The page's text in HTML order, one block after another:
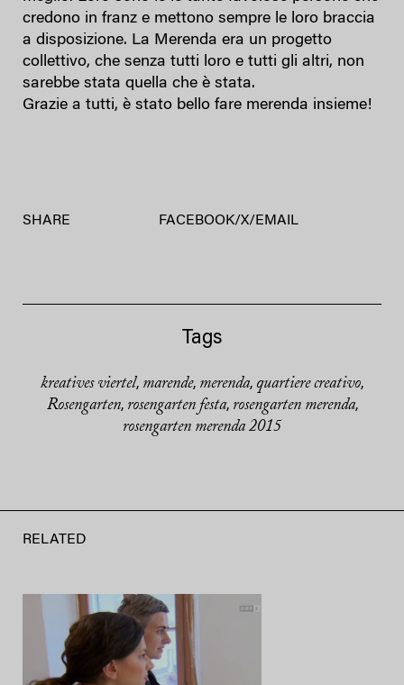
credono in franz e mettono sempre le loro braccia
a disposizione. La Merenda era un progetto
collettivo, che senza tutti loro e tutti gli altri, non
sarebbe stata quella che è stata.
Grazie a tutti, è stato bello fare merenda insieme!
SHARE FACEBOOK/X/ EMAIL
Tags
kreatives viertel, marende, merenda, quartiere creativo,
Rosengarten, rosengarten festa, rosengarten merenda,
rosengarten merenda 2015
RELATED